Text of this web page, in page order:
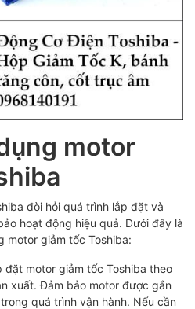
motor
đòi hỏi quá trình lắp đặt và
hoạt động hiệu quả. Dưới đây là
motor giảm tốc Toshiba:
đặt motor giảm tốc Toshiba theo
xuất. Đảm bảo motor được gắn
quá trình vận hành. Nếu cần